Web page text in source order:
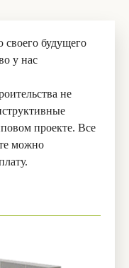
будущего
у нас
не
проекте. Все
можно